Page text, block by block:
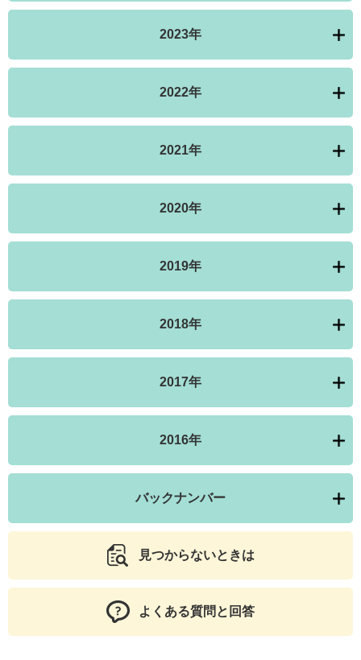
2023年
2022年
2021年
2020年
2019年
2018年
2017年
2016年
バックナンバー
見つからないときは
よくある質問と回答